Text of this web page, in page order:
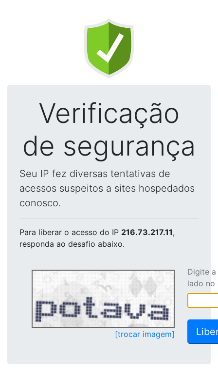
Verificação
de segurança
Seu IP fez diversas tentativas de
acessos suspeitos a sites hospedados
conosco.
Para liberar o acesso do IP 216.73.217.11,
responda ao desafio abaixo.
[trocar imagem]
Digite
lado no